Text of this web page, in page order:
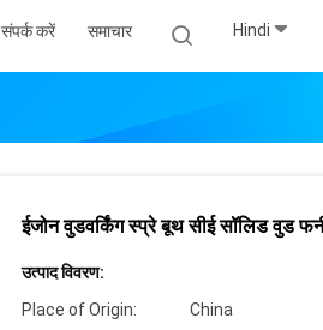
संपर्क करें समाचार Hindi
ईजोन वुडवर्किंग स्प्रे बूथ सीई सॉलिड वुड
उत्पाद विवरण:
Place of Origin:
China